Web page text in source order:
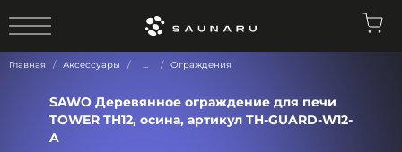
Главная Аксессуары ... Ограждения
SAWO Деревянное ограждение для печи
TOWER TH12, осина, артикул TH-GUARD-W12-
A